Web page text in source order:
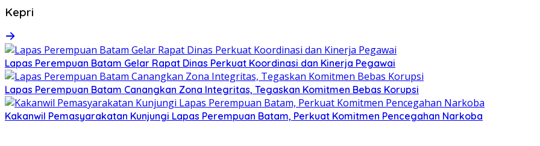
Kepri
Lapas Perempuan Batam Gelar Rapat Dinas Perkuat Koordinasi dan Kinerja Pegawai
Lapas Perempuan Batam Canangkan Zona Integritas, Tegaskan Komitmen Bebas Korupsi
Kakanwil Pemasyarakatan Kunjungi Lapas Perempuan Batam, Perkuat Komitmen Pencegahan Narkoba